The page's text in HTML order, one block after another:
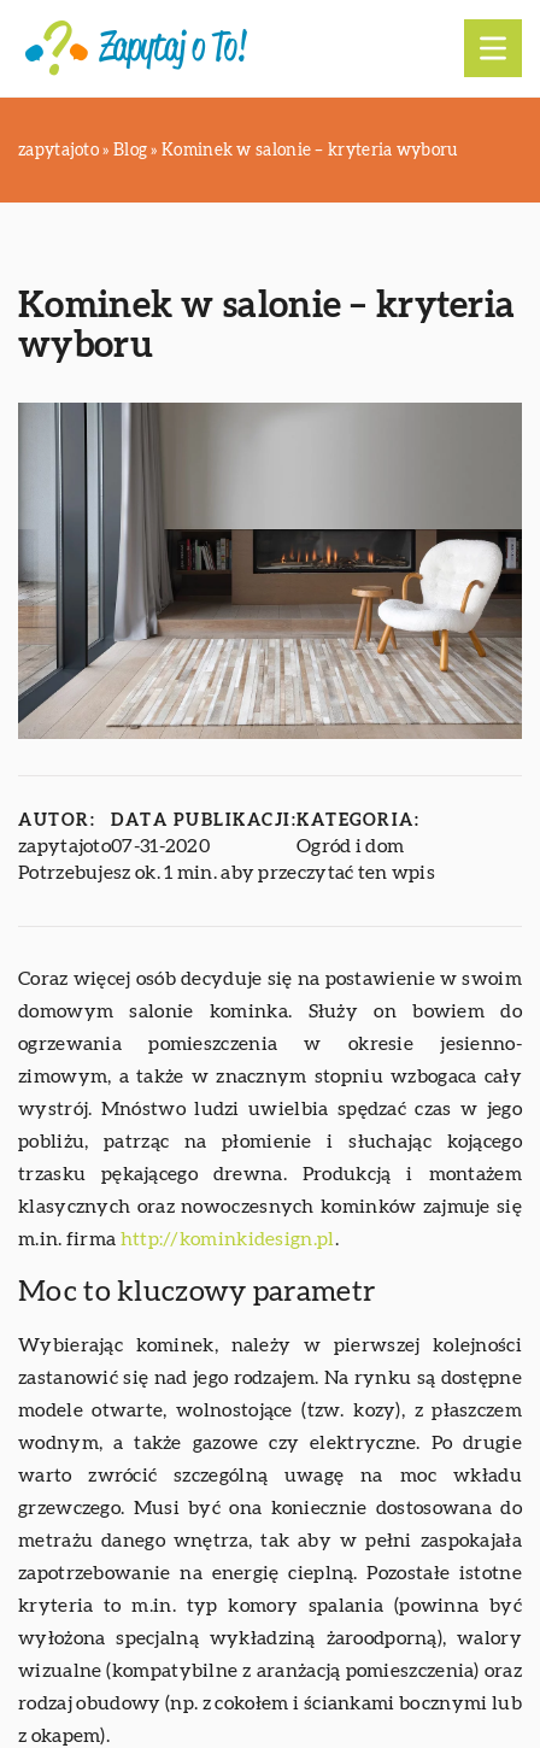
zapytajoto » Blog »Kominek w salonie – kryteria wyboru
Kominek w salonie – kryteria
wyboru
AUTOR:
zapytajoto
DATA PUBLIKACJI:
07-31-2020
KATEGORIA:
Ogród i dom
Potrzebujesz ok. 1 min. aby przeczytać ten wpis
Coraz więcej osób decyduje się na postawienie w swoim
domowym salonie kominka. Służy on bowiem do
ogrzewania pomieszczenia w okresie jesienno-
zimowym, a także w znacznym stopniu wzbogaca cały
wystrój. Mnóstwo ludzi uwielbia spędzać czas w jego
pobliżu, patrząc na płomienie i słuchając kojącego
trzasku pękającego drewna. Produkcją i montażem
klasycznych oraz nowoczesnych kominków zajmuje się
m.in. firma http://kominkidesign.pl.
Moc to kluczowy parametr
Wybierając kominek, należy w pierwszej kolejności
zastanowić się nad jego rodzajem. Na rynku są dostępne
modele otwarte, wolnostojące (tzw. kozy), z płaszczem
wodnym, a także gazowe czy elektryczne. Po drugie
warto zwrócić szczególną uwagę na moc wkładu
grzewczego. Musi być ona koniecznie dostosowana do
metrażu danego wnętrza, tak aby w pełni zaspokajała
zapotrzebowanie na energię cieplną. Pozostałe istotne
kryteria to m.in. typ komory spalania (powinna być
wyłożona specjalną wykładziną żaroodporną), walory
wizualne (kompatybilne z aranżacją pomieszczenia) oraz
rodzaj obudowy (np. z cokołem i ściankami bocznymi lub
z okapem).